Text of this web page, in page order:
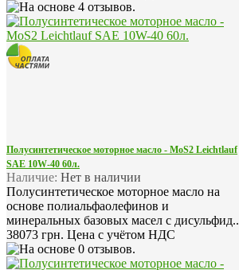
Полусинтетическое моторное масло - MoS2 Leichtlauf
SAE 10W-40 60л.
Наличие: Нет в наличии
Полусинтетическое моторное масло на
основе полиальфаолефинов и
минеральных базовых масел с дисульфид..
38073 грн. Цена с учётом НДС